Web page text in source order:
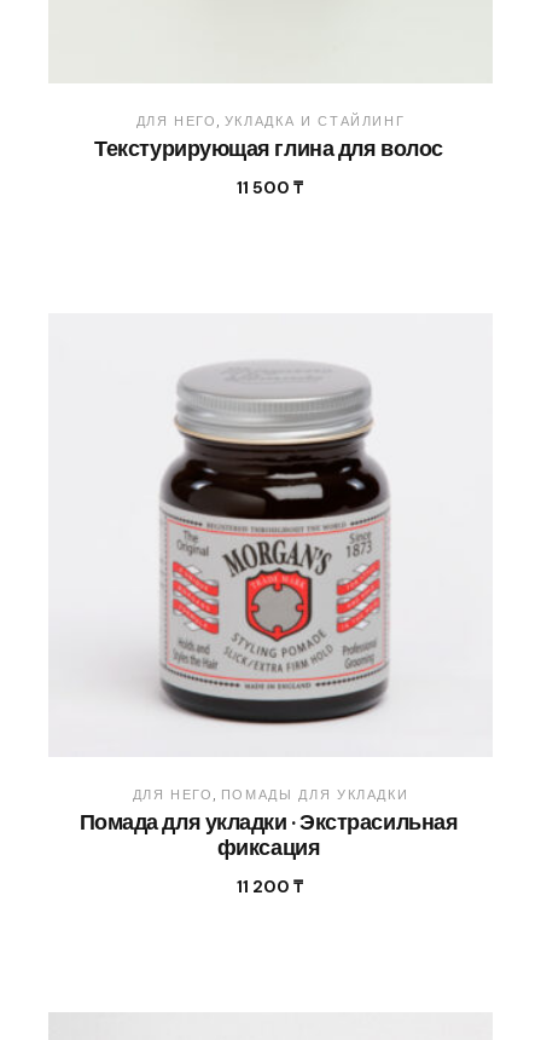
ДЛЯ НЕГО УКЛАДКА И СТАЙЛИНГ
Текстурирующая глина для волос
11 500₸
ДЛЯ НЕГО ПОМАДЫ ДЛЯ УКЛАДКИ
Помада для укладки · Экстрасильная
фиксация
11 200₸